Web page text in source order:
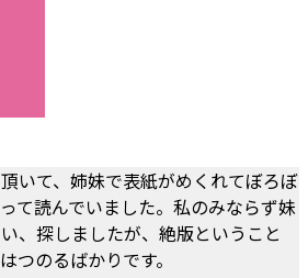
いて、姉妹で表紙がめくれてぼろぼ
て読んでいました。私のみならず妹
、探しましたが、絶版ということ
つのるばかりです。